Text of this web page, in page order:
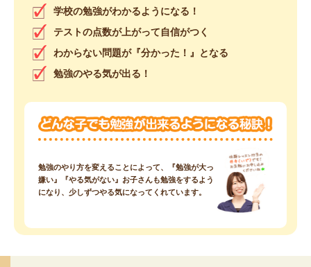
学校の勉強がわかるようになる！
テストの点数が上がって自信がつく
わからない問題が『分かった！』となる
勉強のやる気が出る！
勉強のやり方を変えることによって、『勉強が大っ
嫌い』『やる気がない』お子さんも勉強をするよう
になり、少しずつやる気になってくれています。